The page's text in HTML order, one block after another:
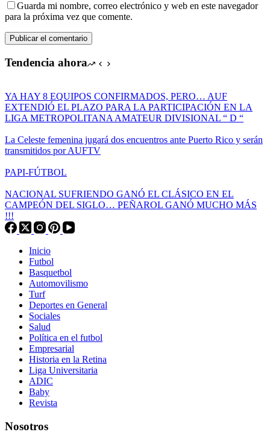
Guarda mi nombre, correo electrónico y web en este navegador
para la próxima vez que comente.
Publicar el comentario
Tendencia ahora
YA HAY 8 EQUIPOS CONFIRMADOS, PERO… AUF
EXTENDIÓ EL PLAZO PARA LA PARTICIPACIÓN EN LA
LIGA METROPOLITANA AMATEUR DIVISIONAL “ D “
La Celeste femenina jugará dos encuentros ante Puerto Rico y serán
transmitidos por AUFTV
PAPI-FÚTBOL
NACIONAL SUFRIENDO GANÓ EL CLÁSICO EN EL
CAMPEÓN DEL SIGLO… PEÑAROL GANÓ MUCHO MÁS
!!!
Inicio
Futbol
Basquetbol
Automovilismo
Turf
Deportes en General
Sociales
Salud
Política en el futbol
Empresarial
Historia en la Retina
Liga Universitaria
ADIC
Baby
Revista
Nosotros